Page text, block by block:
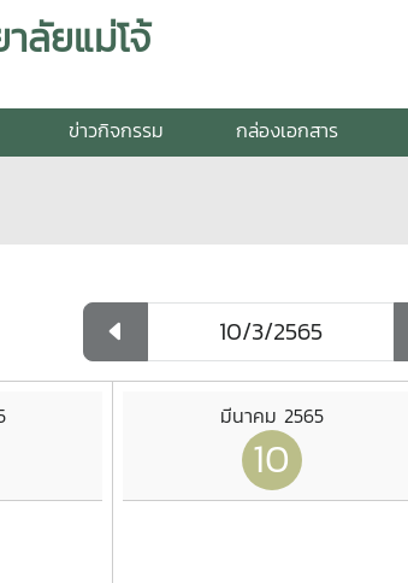
ลัยแม่โจ้
ข่าวกิจกรรม กล่องเอกสาร
มีนาคม 2565
10